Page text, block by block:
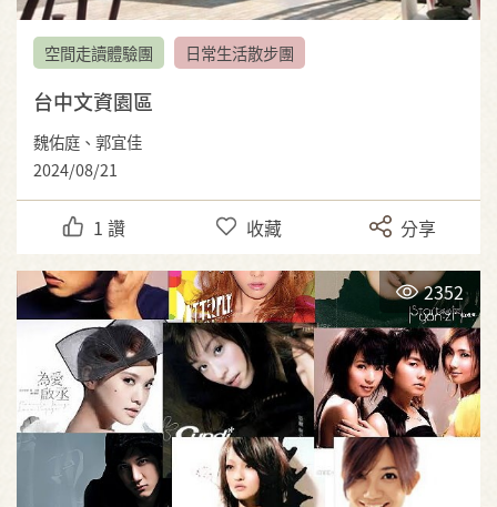
空間走讀體驗團 日常生活散步團
台中文資園區
魏佑庭、郭宜佳
2024/08/21
1 讚 收藏 分享
2352